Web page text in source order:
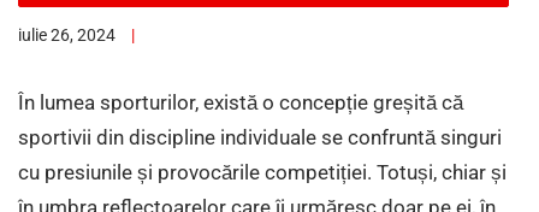
iulie 26, 2024
În lumea sporturilor, există o concepție greșită că
sportivii din discipline individuale se confruntă singuri
cu presiunile și provocările competiției. Totuși, chiar și
în umbra reflectoarelor care îi urmăresc doar pe ei, în